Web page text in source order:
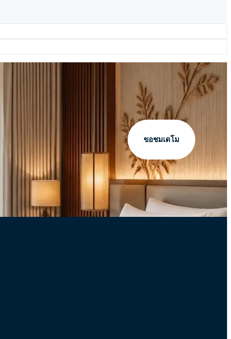
ขอชมเดโม